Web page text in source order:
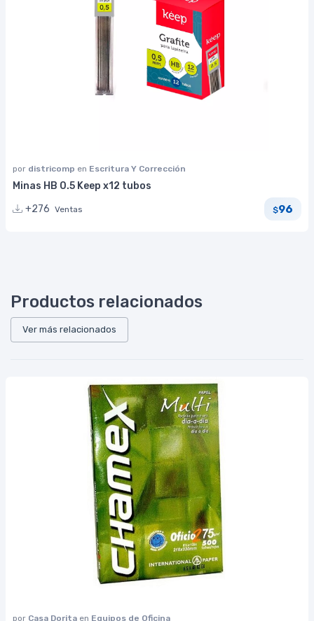
por districomp en Escritura Y Corrección
Minas HB 0.5 Keep x12 tubos
+276 Ventas $96
Productos relacionados
Ver más relacionados
por Casa Dorita en Equipos de Oficina